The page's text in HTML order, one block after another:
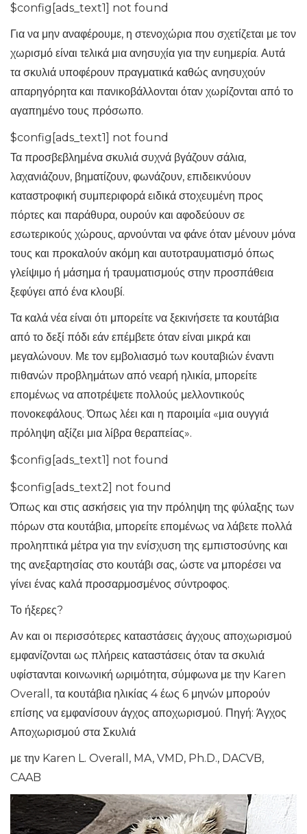
$config[ads_text1] not found
Για να μην αναφέρουμε, η στενοχώρια που σχετίζεται με τον
χωρισμό είναι τελικά μια ανησυχία για την ευημερία. Αυτά
τα σκυλιά υποφέρουν πραγματικά καθώς ανησυχούν
απαρηγόρητα και πανικοβάλλονται όταν χωρίζονται από το
αγαπημένο τους πρόσωπο.
$config[ads_text1] not found
Τα προσβεβλημένα σκυλιά συχνά βγάζουν σάλια,
λαχανιάζουν, βηματίζουν, φωνάζουν, επιδεικνύουν
καταστροφική συμπεριφορά ειδικά στοχευμένη προς
πόρτες και παράθυρα, ουρούν και αφοδεύουν σε
εσωτερικούς χώρους, αρνούνται να φάνε όταν μένουν μόνα
τους και προκαλούν ακόμη και αυτοτραυματισμό όπως
γλείψιμο ή μάσημα ή τραυματισμούς στην προσπάθεια
ξεφύγει από ένα κλουβί.
Τα καλά νέα είναι ότι μπορείτε να ξεκινήσετε τα κουτάβια
από το δεξί πόδι εάν επέμβετε όταν είναι μικρά και
μεγαλώνουν. Με τον εμβολιασμό των κουταβιών έναντι
πιθανών προβλημάτων από νεαρή ηλικία, μπορείτε
επομένως να αποτρέψετε πολλούς μελλοντικούς
πονοκεφάλους. Όπως λέει και η παροιμία «μια ουγγιά
πρόληψη αξίζει μια λίβρα θεραπείας».
$config[ads_text1] not found
$config[ads_text2] not found
Όπως και στις ασκήσεις για την πρόληψη της φύλαξης των
πόρων στα κουτάβια, μπορείτε επομένως να λάβετε πολλά
προληπτικά μέτρα για την ενίσχυση της εμπιστοσύνης και
της ανεξαρτησίας στο κουτάβι σας, ώστε να μπορέσει να
γίνει ένας καλά προσαρμοσμένος σύντροφος.
Το ήξερες?
Αν και οι περισσότερες καταστάσεις άγχους αποχωρισμού
εμφανίζονται ως πλήρεις καταστάσεις όταν τα σκυλιά
υφίστανται κοινωνική ωριμότητα, σύμφωνα με την Karen
Overall, τα κουτάβια ηλικίας 4 έως 6 μηνών μπορούν
επίσης να εμφανίσουν άγχος αποχωρισμού. Πηγή: Άγχος
Αποχωρισμού στα Σκυλιά
με την Karen L. Overall, MA, VMD, Ph.D., DACVB,
CAAB